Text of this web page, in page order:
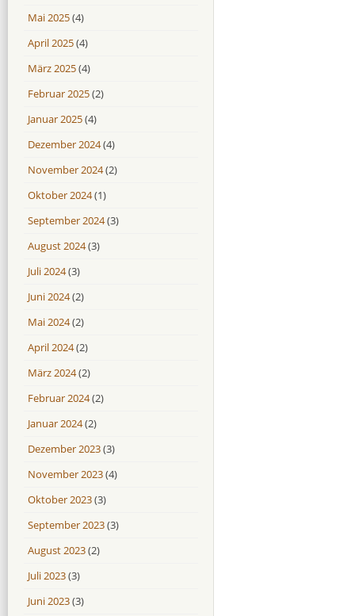
Mai 2025(4)
April 2025(4)
März 2025(4)
Februar 2025(2)
Januar 2025(4)
Dezember 2024(4)
November 2024(2)
Oktober 2024(1)
September 2024(3)
August 2024(3)
Juli 2024(3)
Juni 2024(2)
Mai 2024(2)
April 2024(2)
März 2024(2)
Februar 2024(2)
Januar 2024(2)
Dezember 2023(3)
November 2023(4)
Oktober 2023(3)
September 2023(3)
August 2023(2)
Juli 2023(3)
Juni 2023(3)